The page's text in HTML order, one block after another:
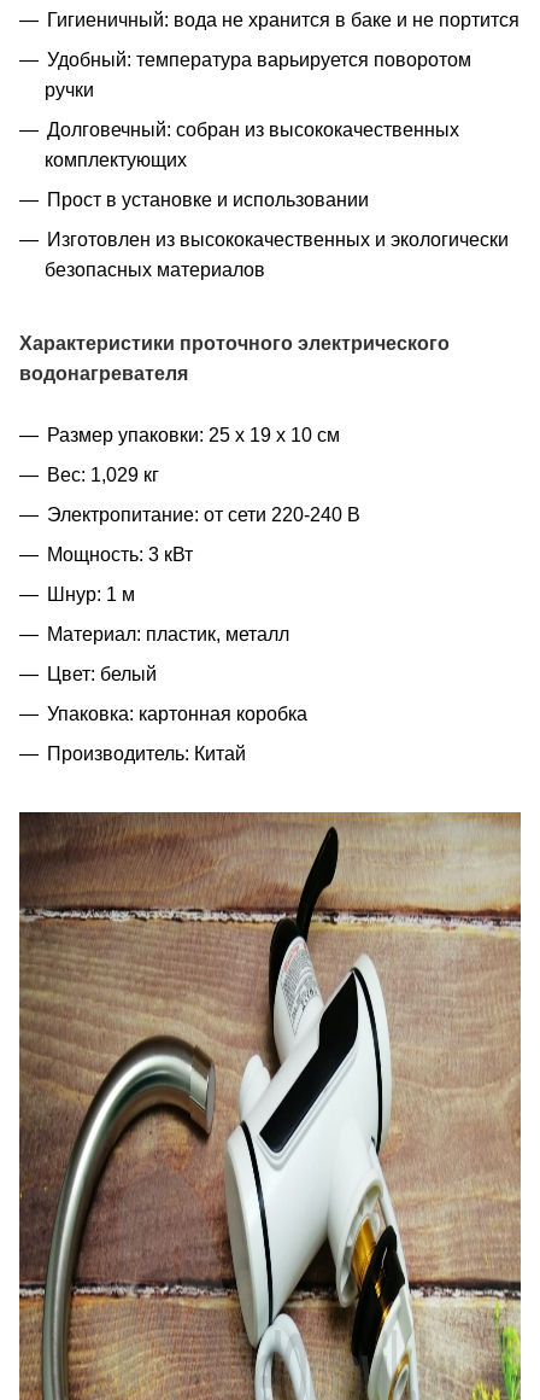
Гигиеничный: вода не хранится в баке и не портится
Удобный: температура варьируется поворотом
ручки
Долговечный: собран из высококачественных
комплектующих
Прост в установке и использовании
Изготовлен из высококачественных и экологически
безопасных материалов
Характеристики проточного электрического
водонагревателя
Размер упаковки: 25 х 19 х 10 см
Вес: 1,029 кг
Электропитание: от сети 220‑240 В
Мощность: 3 кВт
Шнур: 1 м
Материал: пластик, металл
Цвет: белый
Упаковка: картонная коробка
Производитель: Китай